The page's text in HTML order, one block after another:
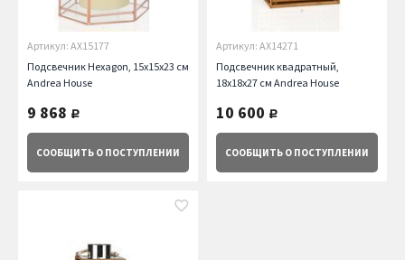
Артикул: AX15177
Подсвечник Hexagon, 15х15х23 см
Andrea House
9 868 руб.
СООБЩИТЬ О ПОСТУПЛЕНИИ
Артикул: AX14271
Подсвечник квадратный,
18х18х27 см Andrea House
10 600 руб.
СООБЩИТЬ О ПОСТУПЛЕНИИ